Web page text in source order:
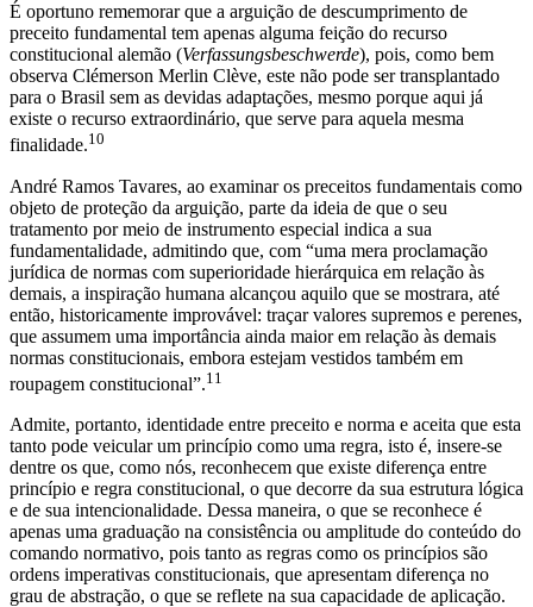
É oportuno rememorar que a arguição de descumprimento de
preceito fundamental tem apenas alguma feição do recurso
constitucional alemão (Verfassungsbeschwerde), pois, como bem
observa Clémerson Merlin Clève, este não pode ser transplantado
para o Brasil sem as devidas adaptações, mesmo porque aqui já
existe o recurso extraordinário, que serve para aquela mesma
finalidade.10
André Ramos Tavares, ao examinar os preceitos fundamentais como
objeto de proteção da arguição, parte da ideia de que o seu
tratamento por meio de instrumento especial indica a sua
fundamentalidade, admitindo que, com “uma mera proclamação
jurídica de normas com superioridade hierárquica em relação às
demais, a inspiração humana alcançou aquilo que se mostrara, até
então, historicamente improvável: traçar valores supremos e perenes,
que assumem uma importância ainda maior em relação às demais
normas constitucionais, embora estejam vestidos também em
roupagem constitucional”.11
Admite, portanto, identidade entre preceito e norma e aceita que esta
tanto pode veicular um princípio como uma regra, isto é, insere-se
dentre os que, como nós, reconhecem que existe diferença entre
princípio e regra constitucional, o que decorre da sua estrutura lógica
e de sua intencionalidade. Dessa maneira, o que se reconhece é
apenas uma graduação na consistência ou amplitude do conteúdo do
comando normativo, pois tanto as regras como os princípios são
ordens imperativas constitucionais, que apresentam diferença no
grau de abstração, o que se reflete na sua capacidade de aplicação.